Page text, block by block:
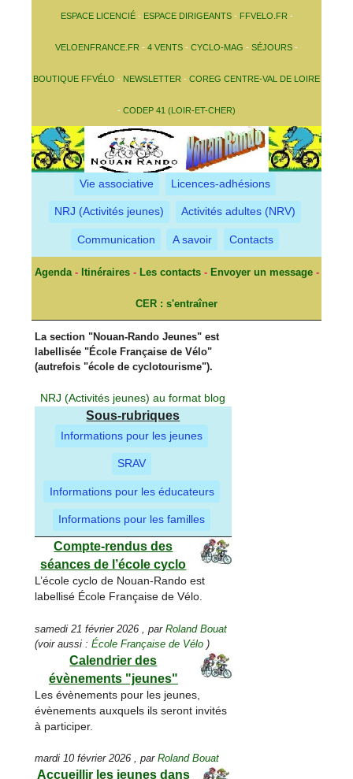
ESPACE LICENCIÉ- ESPACE DIRIGEANTS- FFVELO.FR -
VELOENFRANCE.FR - 4 VENTS - CYCLO-MAG - SÉJOURS -
BOUTIQUE FFVÉLO - NEWSLETTER - COREG CENTRE-VAL DE LOIRE
- CODEP 41 (LOIR-ET-CHER)
Vie associative Licences-adhésions
NRJ (Activités jeunes) Activités adultes (NRV)
Communication A savoir Contacts
Agenda- Itinéraires- Les contacts- Envoyer un message-
CER : s'entraîner
La section "Nouan-Rando Jeunes" est
labellisée "École Française de Vélo"
(autrefois "école de cyclotourisme").
NRJ (Activités jeunes) au format blog
Sous-rubriques
Informations pour les jeunes
SRAV
Informations pour les éducateurs
Informations pour les familles
Compte-rendus des
séances de l’école cyclo
L’école cyclo de Nouan-Rando est
labellisé École Française de Vélo.
samedi 21 février 2026 ,parRoland Bouat
(voir aussi :École Française de Vélo )
Calendrier des
évènements "jeunes"
Les évènements pour les jeunes,
évènements auxquels ils seront invités
à participer.
mardi 10 février 2026 ,parRoland Bouat
Accueillir les jeunes dans